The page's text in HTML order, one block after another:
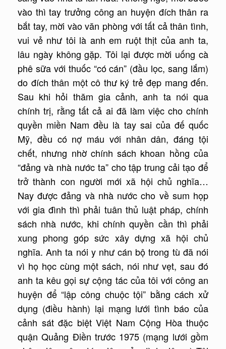
vào thì tay trưởng công an huyện đích thân ra
bắt tay, mời vào văn phòng với tất cả thân tình,
vui vẻ như tôi là anh em ruột thịt của anh ta,
lâu ngày không gặp. Tôi lại được mời uống cà
phê sữa với thuốc “có cán” (đầu lọc, sang lắm)
do đích thân một cô thư ký trẻ đẹp mang đến.
Sau khi hỏi thăm gia cảnh, anh ta nói qua
chính trị, rằng tất cả ai đã làm việc cho chính
quyền miền Nam đều là tay sai của đế quốc
Mỹ, đều có nợ máu với nhân dân, đáng tội
chết, nhưng nhờ chính sách khoan hồng của
“đảng và nhà nước ta” cho tập trung cải tạo để
trở thành con người mới xã hội chủ nghĩa…
Nay được đảng và nhà nước cho về sum họp
với gia đình thì phải tuân thủ luật pháp, chính
sách nhà nước, khi chính quyền cần thì phải
xung phong góp sức xây dựng xã hội chủ
nghĩa. Anh ta nói y như cán bộ trong tù đã nói
vì họ học cùng một sách, nói như vẹt, sau đó
anh ta kêu gọi sự cộng tác của tôi với công an
huyện để “lập công chuộc tội” bằng cách xử
dụng (điều hành) lại mạng lưới tình báo của
cảnh sát đặc biệt Việt Nam Cộng Hòa thuộc
quận Quảng Ðiền trước 1975 (mạng lưới gồm